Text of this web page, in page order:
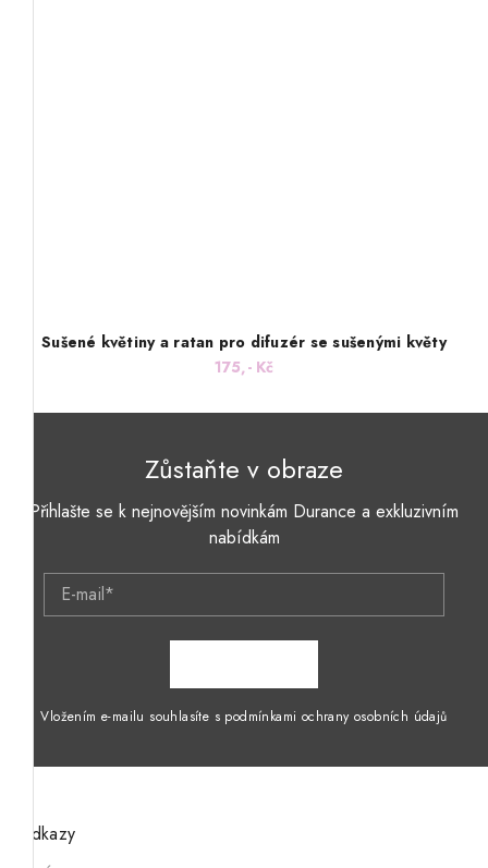
Sušené květiny a ratan pro difuzér se sušenými květy
175,- Kč
Zůstaňte v obraze
Přihlašte se k nejnovějším novinkám Durance a exkluzivním
nabídkám
E-mail*
Vložením e-mailu souhlasíte s podmínkami ochrany osobních údajů
Odkazy